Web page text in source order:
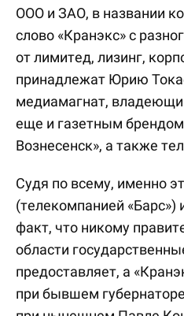
ООО и ЗАО, в названии
слово «Кранэкс» с
от лимитед, лизинг,
принадлежат Юрию
медиамагнат,
еще и газетным
Вознесенск», а также
Судя по всему, именно
(телекомпанией «Барс»)
факт, что никому
области
предоставляет, а
при бывшем